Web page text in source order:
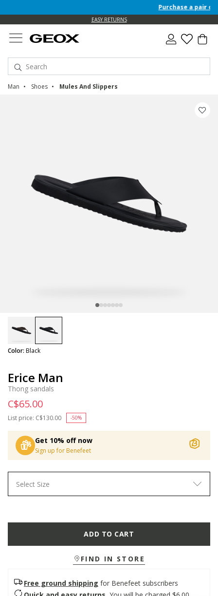
Purchase a pair of
EASY RETURNS
Man Shoes Mules And Slippers
Erice Man
Thong sandals
List price: Price reduced from
C$130.00 -50%
C$65.00
Get 10% off now
Sign up for Benefeet
Color: Black
Select Size
ADD TO CART
FIND IN STORE
Free ground shipping for Benefeet subscribers